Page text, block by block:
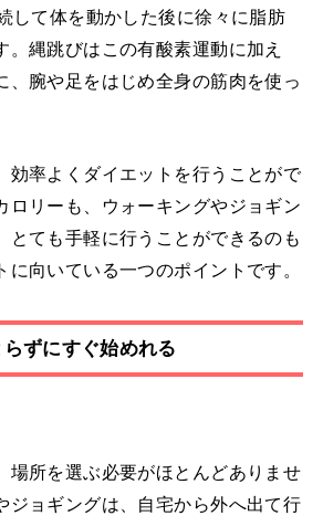
して体を動かした後に徐々に脂肪
。縄跳びはこの有酸素運動に加え
、腕や足をはじめ全身の筋肉を使っ
効率よくダイエットを行うことがで
ロリーも、ウォーキングやジョギン
とても手軽に行うことができるのも
に向いている一つのポイントです。
ずにすぐ始めれる
場所を選ぶ必要がほとんどありませ
ジョギングは、自宅から外へ出て行